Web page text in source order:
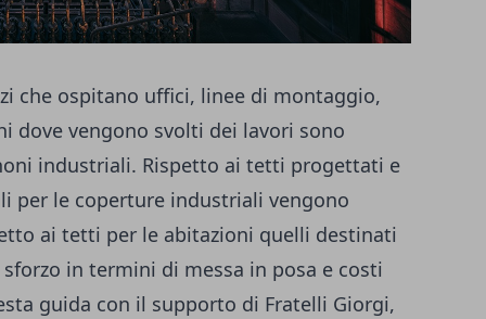
che ospitano uffici, linee di montaggio,
dove vengono svolti dei lavori sono
industriali. Rispetto ai tetti progettati e
per le coperture industriali vengono
ai tetti per le abitazioni quelli destinati
in termini di messa in posa e costi
guida con il supporto di Fratelli Giorgi,